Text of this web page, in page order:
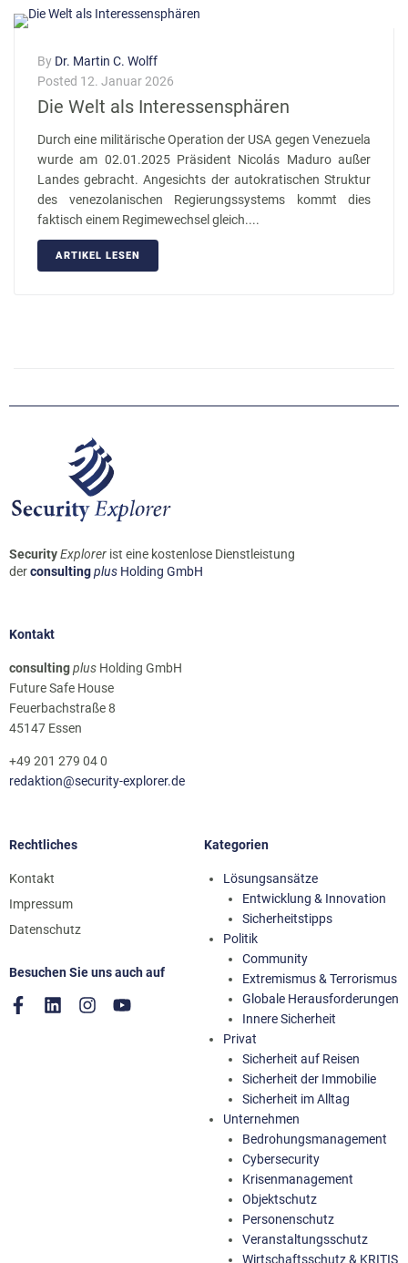
By Dr. Martin C. Wolff
Posted 12. Januar 2026
Die Welt als Interessensphären
Durch eine militärische Operation der USA gegen Venezuela
wurde am 02.01.2025 Präsident Nicolás Maduro außer
Landes gebracht. Angesichts der autokratischen Struktur
des venezolanischen Regierungssystems kommt dies
faktisch einem Regimewechsel gleich....
ARTIKEL LESEN
SecurityExplorer ist eine kostenlose Dienstleistung
derconsultingplus Holding GmbH
Kontakt
consultingplus Holding GmbH
Future Safe House
Feuerbachstraße 8
45147 Essen
+49 201 279 04 0
redaktion@security-explorer.de
Rechtliches
Kontakt
Impressum
Datenschutz
Besuchen Sie uns auch auf
Kategorien
Lösungsansätze
Entwicklung & Innovation
Sicherheitstipps
Politik
Community
Extremismus & Terrorismus
Globale Herausforderungen
Innere Sicherheit
Privat
Sicherheit auf Reisen
Sicherheit der Immobilie
Sicherheit im Alltag
Unternehmen
Bedrohungsmanagement
Cybersecurity
Krisenmanagement
Objektschutz
Personenschutz
Veranstaltungsschutz
Wirtschaftsschutz & KRITIS